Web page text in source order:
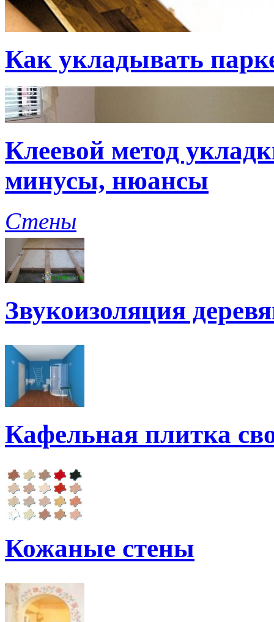
Как укладывать
Клеевой метод
минусы, нюансы
Стены
Звукоизоляция
Кафельная плитка
Кожаные стены